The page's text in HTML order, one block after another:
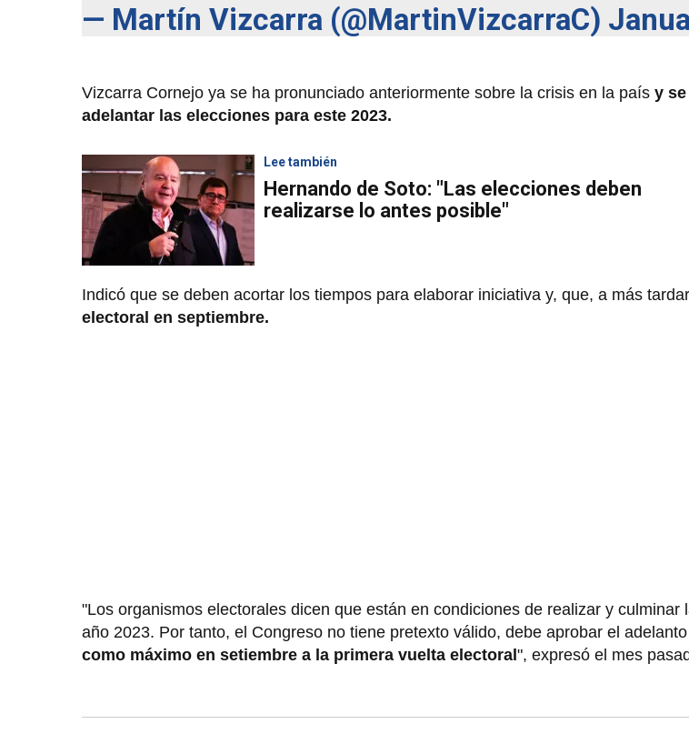
— Martín Vizcarra (@MartinVizcarraC)
Vizcarra Cornejo ya se ha pronunciado anteriormente sobre la crisis en la país y
adelantar las elecciones para este 2023.
Lee también
Hernando de Soto: "Las elecciones deben
realizarse lo antes posible"
Indicó que se deben acortar los tiempos para elaborar iniciativa y, que, a más
electoral en septiembre.
"Los organismos electorales dicen que están en condiciones de realizar y culminar
año 2023. Por tanto, el Congreso no tiene pretexto válido, debe aprobar el
como máximo en setiembre a la primera vuelta electoral", expresó el mes